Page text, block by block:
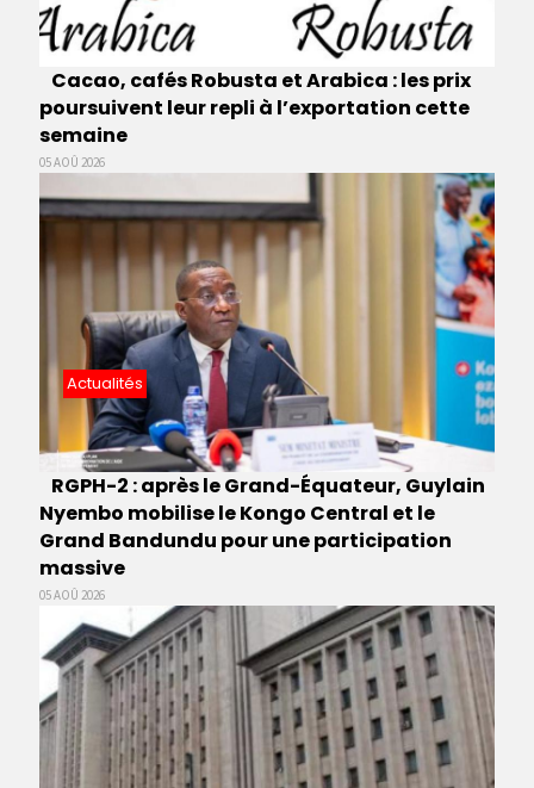
Cacao, cafés Robusta et Arabica : les prix
poursuivent leur repli à l’exportation cette
semaine
05 AOÛ 2026
Actualités
RGPH-2 : après le Grand-Équateur, Guylain
Nyembo mobilise le Kongo Central et le
Grand Bandundu pour une participation
massive
05 AOÛ 2026